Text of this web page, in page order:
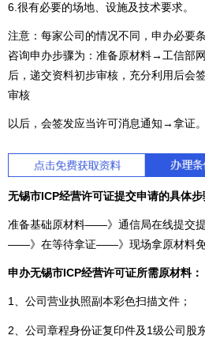
6.很有必要的场地、设施及技术要求。
注意：每家公司的情况不同，申办必要
咨询申办步骤为：准备原材料→工信部
后，递交资料初步审核，充分利用后会
审核
以后，会签发应当许可消息通知→拿证。
无锡市ICP经营许可证提交申请的具体步
准备基础原材料——》通信局在线提交
——》在等待拿证——》现场拿原材料免
申办无锡市ICP经营许可证所需原材料：
1、公司营业执照副本彩色扫描文件；
2、公司章程身份证复印件及1级公司股